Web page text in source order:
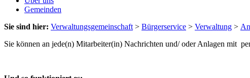
Gemeinden
Sie sind hier: Verwaltungsgemeinschaft > Bürgerservice > Verwaltung >
Sie können an jede(n) Mitarbeiter(in) Nachrichten und/ oder Anlagen mit